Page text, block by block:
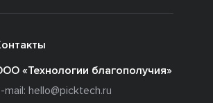
«Технологии благополучия»
mail: hello@picktech.ru